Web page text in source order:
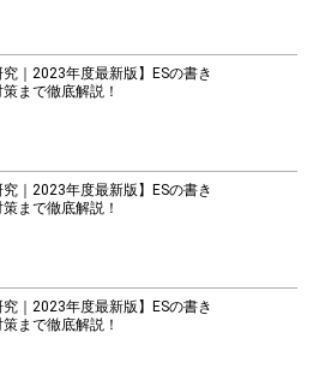
究｜2023年度最新版】ESの書き
まで徹底解説！
究｜2023年度最新版】ESの書き
まで徹底解説！
究｜2023年度最新版】ESの書き
まで徹底解説！